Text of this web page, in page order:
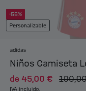
-55%
Personalizable
adidas
Niños Camiseta
de 45,00 €
IVA incluido.